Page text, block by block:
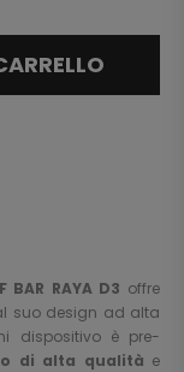
RAYA D3 offre
suo design ad alta
dispositivo è pre-
di alta qualità e